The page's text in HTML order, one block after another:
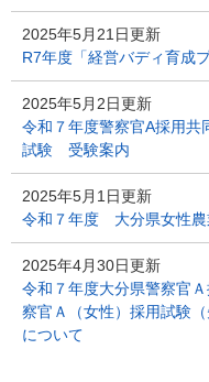
2025年5月21日更新
R7年度「経営バディ育成
2025年5月2日更新
令和７年度警察官A採用共
試験 受験案内
2025年5月1日更新
令和７年度 大分県女性
2025年4月30日更新
令和７年度大分県警察官
察官Ａ（女性）採用試験
について